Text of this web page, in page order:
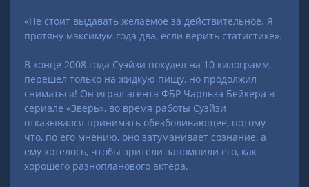
«Не стоит выдавать желаемое за действительное. Я
протяну максимум года два, если верить статистике».
В конце 2008 года Суэйзи похудел на 10 килограмм,
перешел только на жидкую пищу, но продолжил
сниматься! Он играл агента ФБР Чарльза Бейкера в
сериале «Зверь», во время работы Суэйзи
отказывался принимать обезболивающее, потому
что, по его мнению, оно затуманивает сознание, а
ему хотелось, чтобы зрители запомнили его, как
хорошего разнопланового актера.